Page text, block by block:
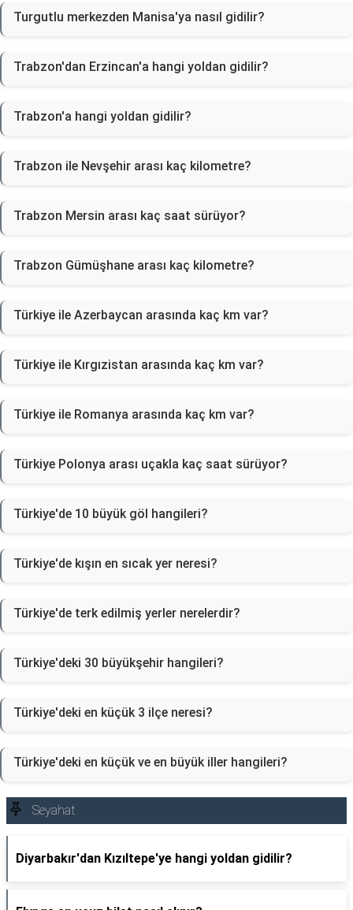
Turgutlu merkezden Manisa'ya nasıl gidilir?
Trabzon'dan Erzincan'a hangi yoldan gidilir?
Trabzon'a hangi yoldan gidilir?
Trabzon ile Nevşehir arası kaç kilometre?
Trabzon Mersin arası kaç saat sürüyor?
Trabzon Gümüşhane arası kaç kilometre?
Türkiye ile Azerbaycan arasında kaç km var?
Türkiye ile Kırgızistan arasında kaç km var?
Türkiye ile Romanya arasında kaç km var?
Türkiye Polonya arası uçakla kaç saat sürüyor?
Türkiye'de 10 büyük göl hangileri?
Türkiye'de kışın en sıcak yer neresi?
Türkiye'de terk edilmiş yerler nerelerdir?
Türkiye'deki 30 büyükşehir hangileri?
Türkiye'deki en küçük 3 ilçe neresi?
Türkiye'deki en küçük ve en büyük iller hangileri?
Seyahat
Diyarbakır'dan Kızıltepe'ye hangi yoldan gidilir?